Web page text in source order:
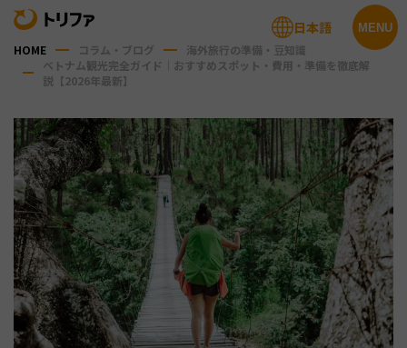
MENU
日本語
HOME コラム・ブログ
海外旅行の準備・豆知識
ベトナム観光完全ガイド｜おすすめスポット・費用・準備を徹底解
説【2026年最新】